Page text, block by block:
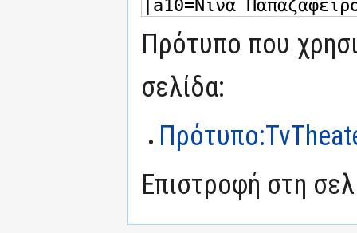
Πρότυπο που
σελίδα:
Επιστροφή στη